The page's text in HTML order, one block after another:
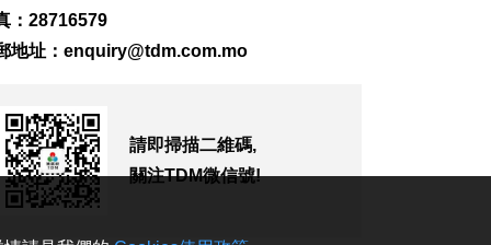
174
0
操作
：28716579
地址： enquiry@tdm.com.mo
請即掃描二維碼,
關注TDM微信號!